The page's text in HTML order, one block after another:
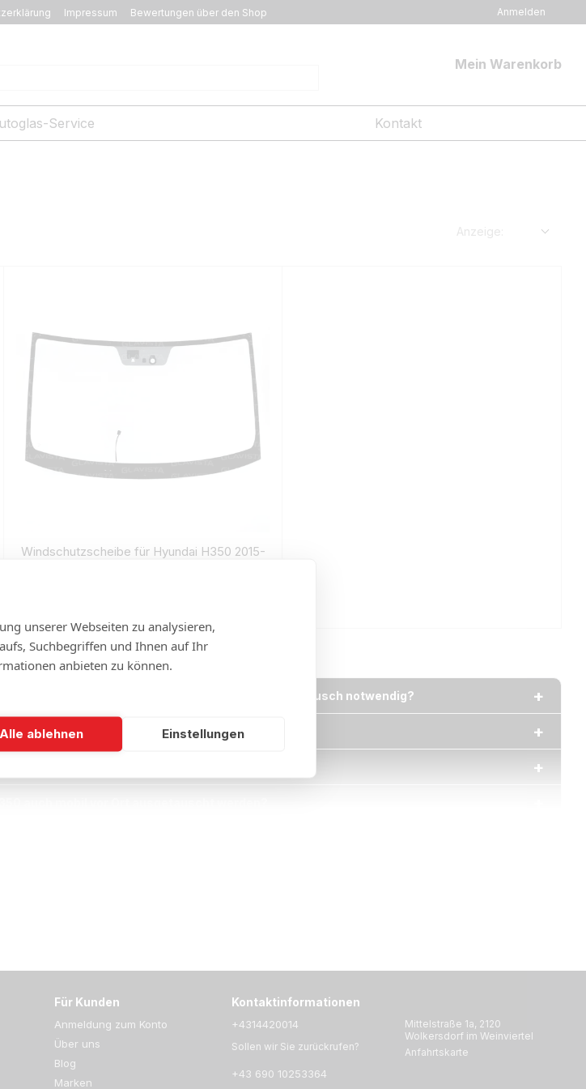
Impressum Bewertungen über den Shop Anmelden
Mein Warenkorb
Service Kontakt
Anzeige:
Hyundai H350 repariert werden, oder ist ein Austausch notwendig?
beim Hyundai H350?
Windschutzscheibe beim Hyundai H350 ab?
Windschutzscheibe für Hyundai H350 2015-
Für Kunden
Anmeldung zum Konto
Über uns
Blog
Marken
Kontaktinformationen
+4314420014
Sollen wir Sie zurückrufen?
+43 690 10253364
Mittelstraße 1a, 2120
Wolkersdorf im Weinviertel
Anfahrtskarte
unserer Webseiten zu analysieren,
Suchbegriffen und Ihnen auf Ihr
anbieten zu können.
Alle ablehnen Einstellungen